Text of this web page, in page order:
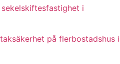
i
på flerbostadshus i